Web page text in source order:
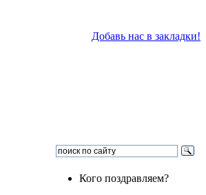
Добавь нас в закладки!
Кого поздравляем?